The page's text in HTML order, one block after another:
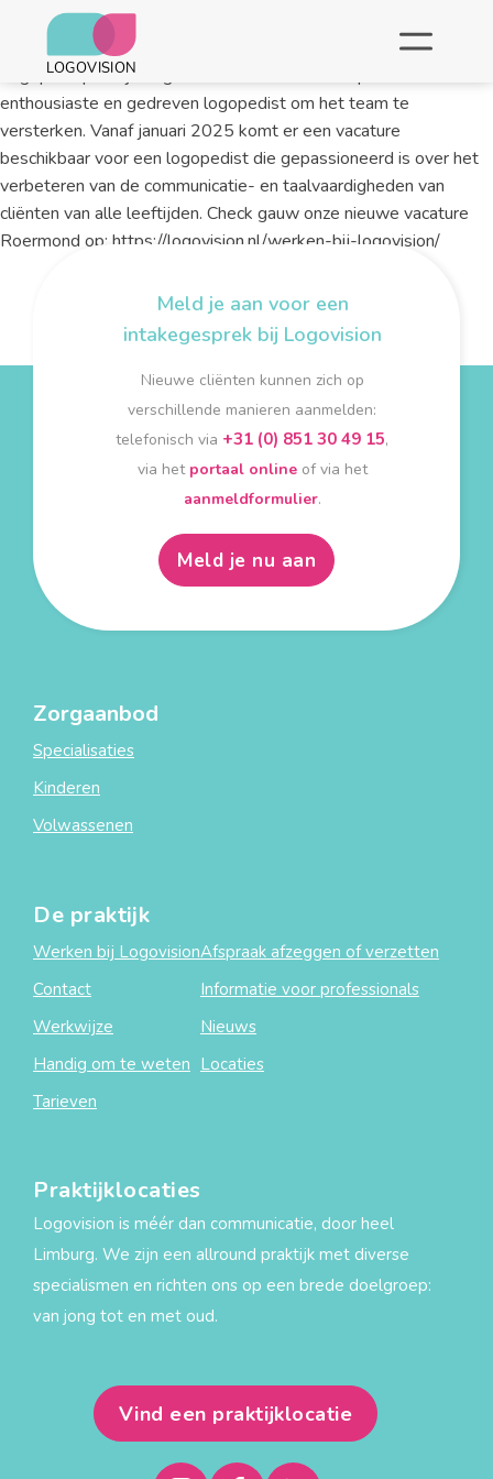
26.09.2024
Logopediepraktijk Logovision in Roermond is op zoek naar een
enthousiaste en gedreven logopedist om het team te
versterken. Vanaf januari 2025 komt er een vacature
beschikbaar voor een logopedist die gepassioneerd is over het
verbeteren van de communicatie- en taalvaardigheden van
cliënten van alle leeftijden. Check gauw onze nieuwe vacature
Roermond op: https://logovision.nl/werken-bij-logovision/
Meld je aan voor een
intakegesprek bij Logovision
Nieuwe cliënten kunnen zich op
verschillende manieren aanmelden:
telefonisch via +31 (0) 851 30 49 15,
via het portaal onlineof via het
aanmeldformulier.
Meld je nu aan
Zorgaanbod
Specialisaties
Kinderen
Volwassenen
De praktijk
Werken bij Logovision
Contact
Werkwijze
Handig om te weten
Tarieven
Afspraak afzeggen of verzetten
Informatie voor professionals
Nieuws
Locaties
Praktijklocaties
Logovision is méér dan communicatie, door heel
Limburg. We zijn een allround praktijk met diverse
specialismen en richten ons op een brede doelgroep:
van jong tot en met oud.
Vind een praktijklocatie